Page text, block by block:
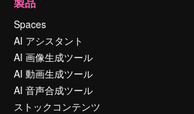
Spaces
AI アシスタント
AI 画像生成ツール
AI 動画生成ツール
AI 音声合成ツール
ストックコンテンツ